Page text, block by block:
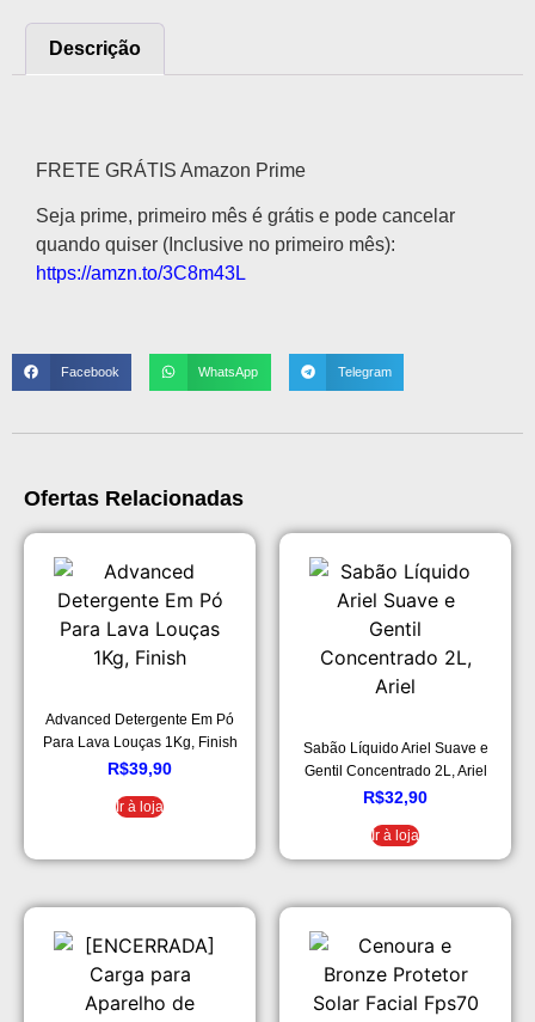
Descrição
FRETE GRÁTIS Amazon Prime
Seja prime, primeiro mês é grátis e pode cancelar
quando quiser (Inclusive no primeiro mês):
https://amzn.to/3C8m43L
Facebook WhatsApp Telegram
Ofertas Relacionadas
Advanced Detergente Em Pó
Para Lava Louças 1Kg, Finish
R$39,90
Ir à loja
Sabão Líquido Ariel Suave e
Gentil Concentrado 2L, Ariel
R$32,90
Ir à loja